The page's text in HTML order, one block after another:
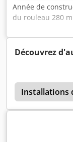
Année de
du rouleau 280
kg 1 paire de
usagées,
droite, Le prix se
Découvrez
Installations